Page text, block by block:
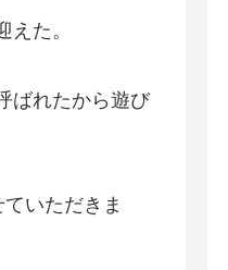
た。
ばれたから遊び
いただきま